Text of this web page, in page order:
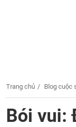
Trang chủ Blog cuộc
Bói vui: